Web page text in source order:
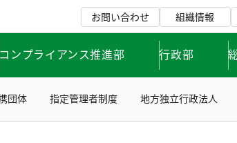
お問い合わせ 組織情報
コンプライアンス推進部 行政部
団体 指定管理者制度 地方独立行政法人